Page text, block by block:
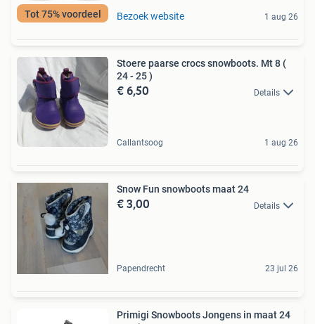
Tot 75% voordeel Bezoek website 1 aug 26
Stoere paarse crocs snowboots. Mt 8 (
24 - 25 )
€ 6,50 Details
Callantsoog 1 aug 26
Snow Fun snowboots maat 24
€ 3,00 Details
Papendrecht 23 jul 26
Primigi Snowboots Jongens in maat 24